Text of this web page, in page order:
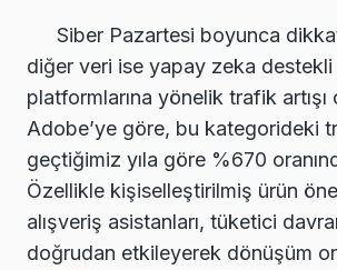
Siber Pazartesi boyunca
diğer veri ise yapay zeka destekli
platformlarına yönelik trafik artışı
Adobe’ye göre, bu kategorideki
geçtiğimiz yıla göre %670
Özellikle kişiselleştirilmiş ürün
alışveriş asistanları, tüketici
doğrudan etkileyerek dönüşüm